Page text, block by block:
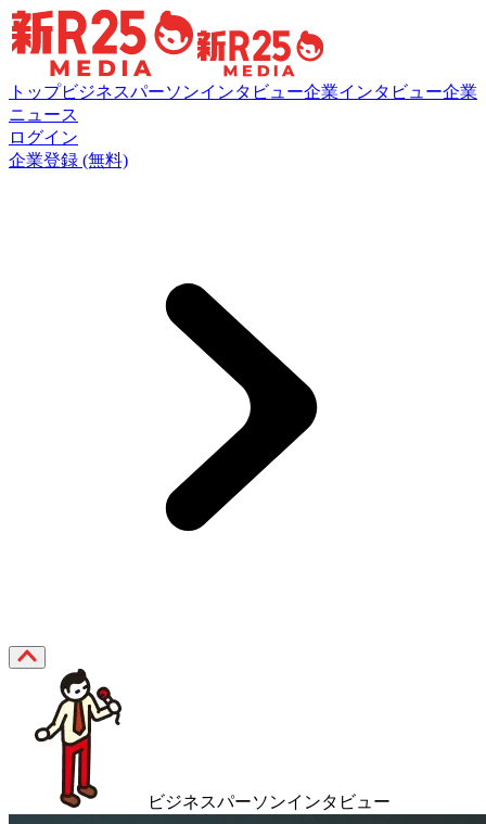
トップビジネスパーソンインタビュー企業インタビュー企業
ニュース
ログイン
企業登録 (無料)
ビジネスパーソンインタビュー